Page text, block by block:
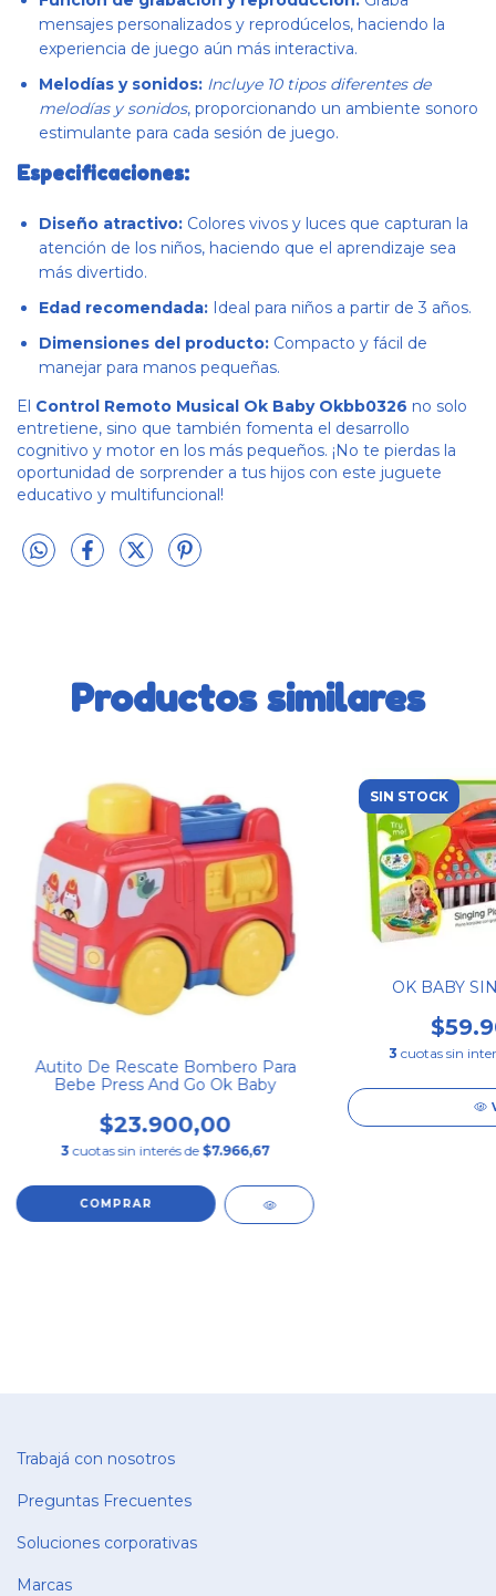
mensajes personalizados y reprodúcelos, haciendo la
experiencia de juego aún más interactiva.
Melodías y sonidos: Incluye 10 tipos diferentes de
melodías y sonidos, proporcionando un ambiente sonoro
estimulante para cada sesión de juego.
Especificaciones:
Diseño atractivo: Colores vivos y luces que capturan la
atención de los niños, haciendo que el aprendizaje sea
más divertido.
Edad recomendada: Ideal para niños a partir de 3 años.
Dimensiones del producto: Compacto y fácil de
manejar para manos pequeñas.
El Control Remoto Musical Ok Baby Okbb0326 no solo
entretiene, sino que también fomenta el desarrollo
cognitivo y motor en los más pequeños. ¡No te pierdas la
oportunidad de sorprender a tus hijos con este juguete
educativo y multifuncional!
Productos similares
Autito De Rescate Bombero Para
Bebe Press And Go Ok Baby
$23.900,00
3 cuotas sin interés de $7.966,67
SIN STOCK
OK BABY
3 cuotas sin
Trabajá con nosotros
Preguntas Frecuentes
Soluciones corporativas
Marcas